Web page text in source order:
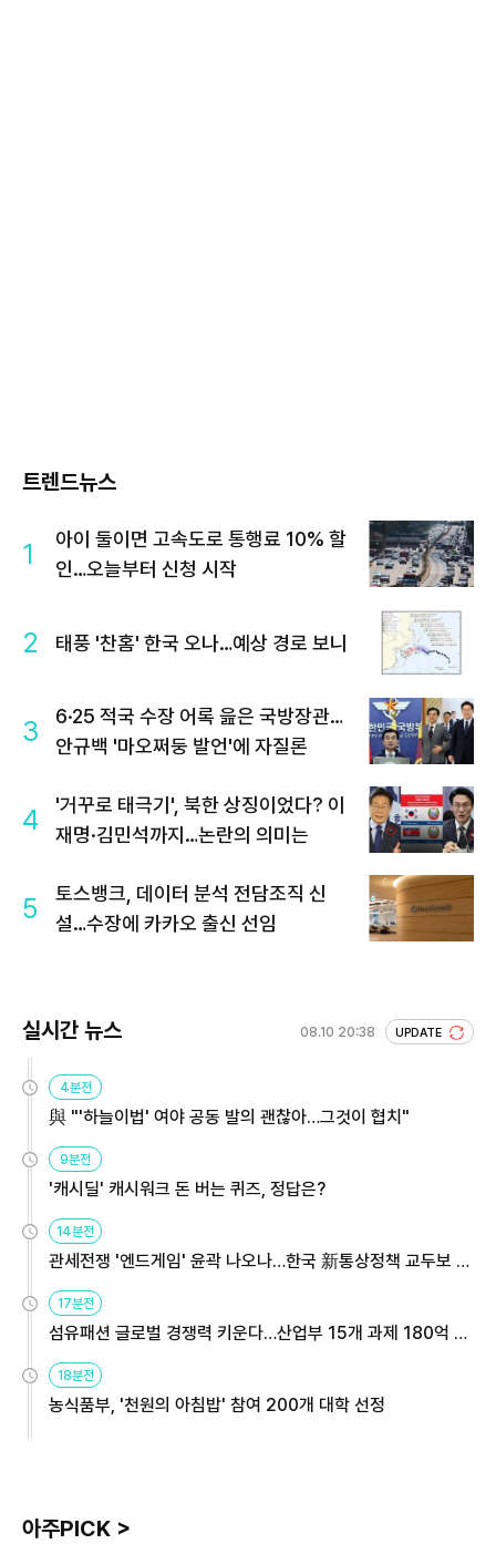
트렌드뉴스
1
아이 둘이면 고속도로 통행료 10% 할
인…오늘부터 신청 시작
2 태풍 '찬홈' 한국 오나…예상 경로 보니
3
6·25 적국 수장 어록 읊은 국방장관…
안규백 '마오쩌둥 발언'에 자질론
4
'거꾸로 태극기', 북한 상징이었다? 이
재명·김민석까지…논란의 의미는
5
토스뱅크, 데이터 분석 전담조직 신
설…수장에 카카오 출신 선임
실시간 뉴스 08.10 20:38 UPDATE
4분전
與 "'하늘이법' 여야 공동 발의 괜찮아…그것이 협치"
9분전
'캐시딜' 캐시워크 돈 버는 퀴즈, 정답은?
14분전
관세전쟁 '엔드게임' 윤곽 나오나…한국 新통상정책 교두보 활
용해야
17분전
섬유패션 글로벌 경쟁력 키운다…산업부 15개 과제 180억 지
원
18분전
농식품부, '천원의 아침밥' 참여 200개 대학 선정
아주PICK >